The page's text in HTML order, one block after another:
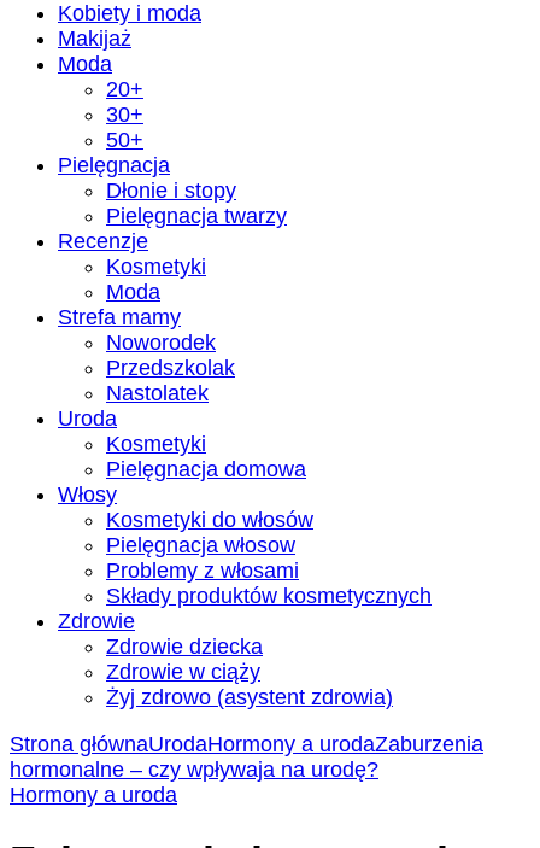
Kobiety i moda
Makijaż
Moda
20+
30+
50+
Pielęgnacja
Dłonie i stopy
Pielęgnacja twarzy
Recenzje
Kosmetyki
Moda
Strefa mamy
Noworodek
Przedszkolak
Nastolatek
Uroda
Kosmetyki
Pielęgnacja domowa
Włosy
Kosmetyki do włosów
Pielęgnacja włosow
Problemy z włosami
Składy produktów kosmetycznych
Zdrowie
Zdrowie dziecka
Zdrowie w ciąży
Żyj zdrowo (asystent zdrowia)
Strona głównaUrodaHormony a urodaZaburzenia
hormonalne – czy wpływaja na urodę?
Hormony a uroda